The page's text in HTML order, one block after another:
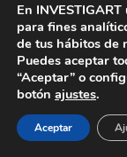
Introduce tu
recibir avisos de
Dirección
de
correo
electrónico
En
para fines
de tus hábitos de
Puedes aceptar
“Aceptar” o
botón ajustes.
Aceptar